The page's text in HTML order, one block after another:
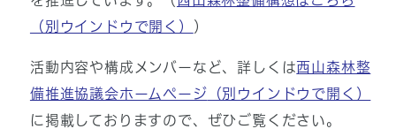
（別ウインドウで開く）
）
活動内容や構成メンバーなど、詳しくは西山森林整
備推進協議会ホームページ （別ウインドウで開く）
に掲載しておりますので、ぜひご覧ください。